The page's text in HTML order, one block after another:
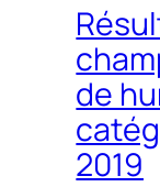
de
2019